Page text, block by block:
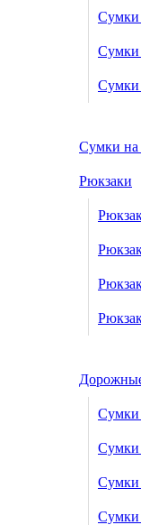
Сумки
Сумки
Сумки
Сумки на
Рюкзаки
Сумки
Сумки
Сумки
Сумки